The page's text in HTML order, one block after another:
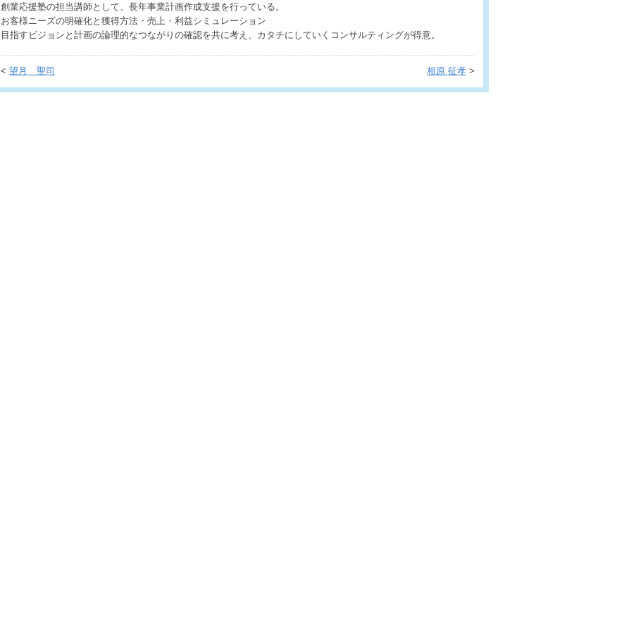
創業応援塾の担当講師として、長年事業計画作成支援を行っている。
お客様ニーズの明確化と獲得方法・売上・利益シミュレーション
目指すビジョンと計画の論理的なつながりの確認を共に考え、カタチにしていくコンサルティングが得意。
<望月 聖司 相原 征孝>